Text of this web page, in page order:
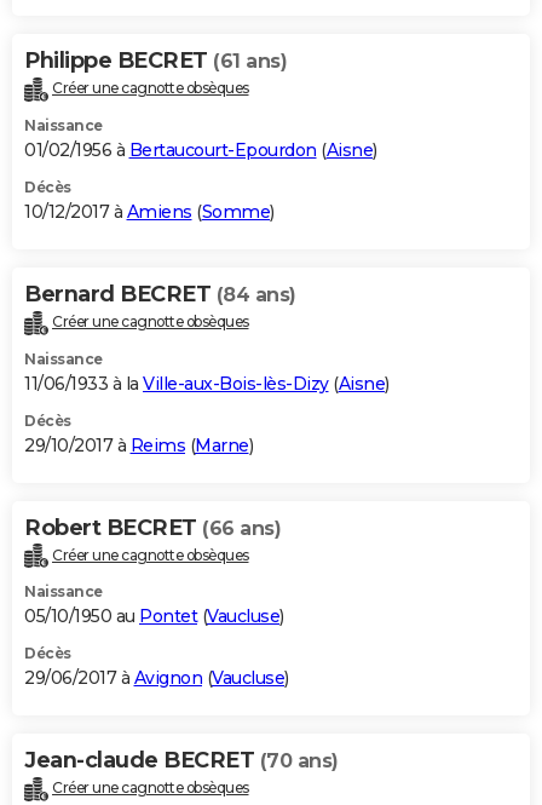
Philippe BECRET (61 ans)
Créer une cagnotte obsèques
Naissance
01/02/1956 à Bertaucourt-Epourdon (Aisne)
Décès
10/12/2017 à Amiens (Somme)
Bernard BECRET (84 ans)
Créer une cagnotte obsèques
Naissance
11/06/1933 à la Ville-aux-Bois-lès-Dizy(Aisne)
Décès
29/10/2017 à Reims (Marne)
Robert BECRET (66 ans)
Créer une cagnotte obsèques
Naissance
05/10/1950 au Pontet(Vaucluse)
Décès
29/06/2017 à Avignon (Vaucluse)
Jean-claude BECRET (70 ans)
Créer une cagnotte obsèques